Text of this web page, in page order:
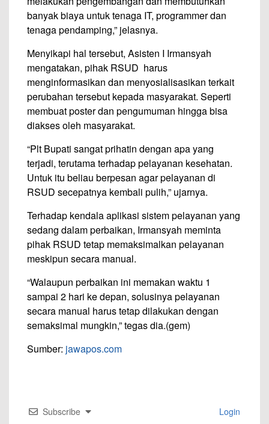
banyak biaya untuk tenaga IT, programmer dan
tenaga pendamping,” jelasnya.
Menyikapi hal tersebut, Asisten I Irmansyah
mengatakan, pihak RSUD harus
menginformasikan dan menyosialisasikan terkait
perubahan tersebut kepada masyarakat. Seperti
membuat poster dan pengumuman hingga bisa
diakses oleh masyarakat.
“Plt Bupati sangat prihatin dengan apa yang
terjadi, terutama terhadap pelayanan kesehatan.
Untuk itu beliau berpesan agar pelayanan di
RSUD secepatnya kembali pulih,” ujarnya.
Terhadap kendala aplikasi sistem pelayanan yang
sedang dalam perbaikan, Irmansyah meminta
pihak RSUD tetap memaksimalkan pelayanan
meskipun secara manual.
“Walaupun perbaikan ini memakan waktu 1
sampai 2 hari ke depan, solusinya pelayanan
secara manual harus tetap dilakukan dengan
semaksimal mungkin,” tegas dia.(gem)
Sumber: jawapos.com
Subscribe Login